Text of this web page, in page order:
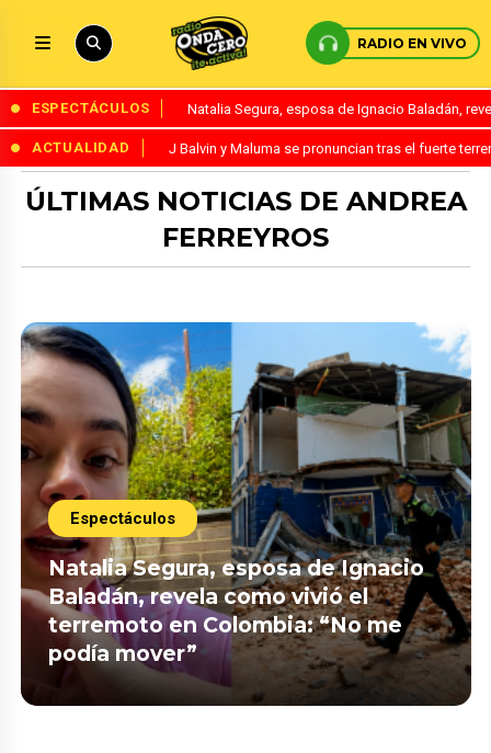
RADIO EN VIVO
ESPECTÁCULOS Natalia Segura, esposa de Ignacio Baladán,
ACTUALIDAD J Balvin y Maluma se pronuncian tras el fuerte
ÚLTIMAS NOTICIAS DE ANDREA
FERREYROS
Espectáculos
Natalia Segura, esposa de Ignacio
Baladán, revela como vivió el
terremoto en Colombia: “No me
podía mover”